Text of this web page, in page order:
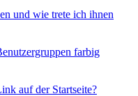
und wie trete ich ihnen
farbig
auf der Startseite?